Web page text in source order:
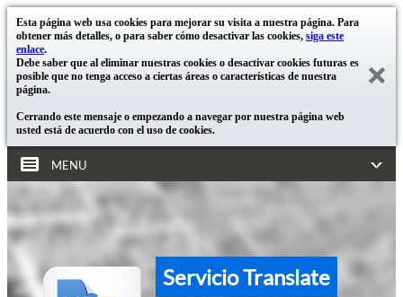
Esta página web usa cookies para mejorar su visita a nuestra página. Para
obtener más detalles, o para saber cómo desactivar las cookies, siga este
enlace.
Debe saber que al eliminar nuestras cookies o desactivar cookies futuras es
posible que no tenga acceso a ciertas áreas o características de nuestra
página.
Cerrando este mensaje o empezando a navegar por nuestra página web
usted está de acuerdo con el uso de cookies.
MENU
Servicio Translate